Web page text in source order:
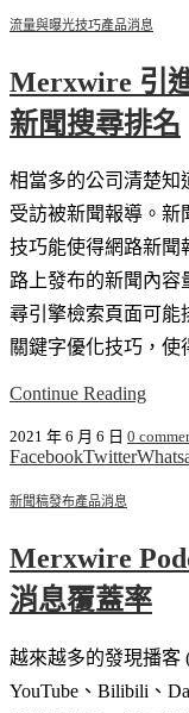
流量與曝光技巧產品消息
Merxwire 引
新聞搜尋排名
相當多的公司清楚知
受訪被新聞報導。新
技巧能使得網路新聞
路上發布的新聞內容
尋引擎檢索頁面可能
關鍵字優化技巧，使
Continue Reading
2021 年 6 月 6 日 0
FacebookTwitter
新聞稿發布產品消息
Merxwire
消息覆蓋率
越來越多的發現播客
YouTube、Bilibili、